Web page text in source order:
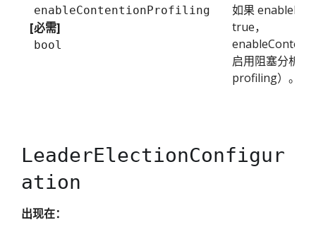
enableContentionProfiling
[必需]
bool
如果
true，
启用阻塞分析（
profiling）。
LeaderElectionConfigur
ation
出现在：